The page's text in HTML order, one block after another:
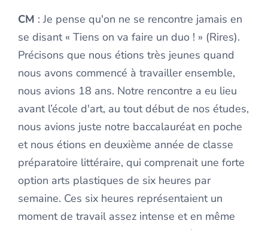
CM : Je pense qu'on ne se rencontre jamais en
se disant « Tiens on va faire un duo ! » (Rires).
Précisons que nous étions très jeunes quand
nous avons commencé à travailler ensemble,
nous avions 18 ans. Notre rencontre a eu lieu
avant l’école d'art, au tout début de nos études,
nous avions juste notre baccalauréat en poche
et nous étions en deuxième année de classe
préparatoire littéraire, qui comprenait une forte
option arts plastiques de six heures par
semaine. Ces six heures représentaient un
moment de travail assez intense et en même